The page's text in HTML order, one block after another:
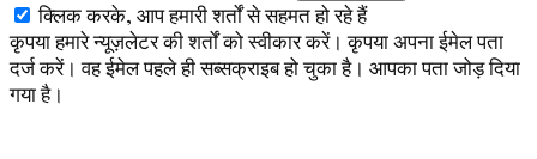
क्लिक करके, आप हमारी शर्तों से सहमत हो रहे हैं
कृपया हमारे न्यूज़लेटर की शर्तों को स्वीकार करें। कृपया अपना ईमेल पता
दर्ज करें। वह ईमेल पहले ही सब्सक्राइब हो चुका है। आपका पता जोड़ दिया
गया है।